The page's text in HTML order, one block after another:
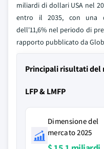
miliardi di dollari USA nel
entro il 2035, con una
dell'11,6% nel periodo di
rapporto pubblicato da
Principali risultati del
LFP & LMFP
Dimensione del
mercato 2025